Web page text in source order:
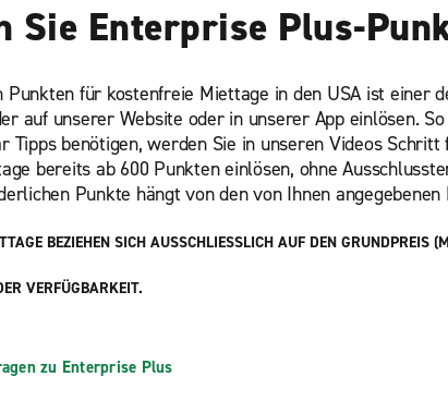
Sie Enterprise Plus-
Punkten für kostenfreie Miettage in den USA ist
auf unserer Website oder in unserer App einlösen.
Tipps benötigen, werden Sie in unseren Videos
bereits ab 600 Punkten einlösen, ohne
Punkte hängt von den von Ihnen
BEZIEHEN SICH AUSSCHLIESSLICH AUF DEN GRUNDPREIS
VERFÜGBARKEIT.
zu Enterprise Plus